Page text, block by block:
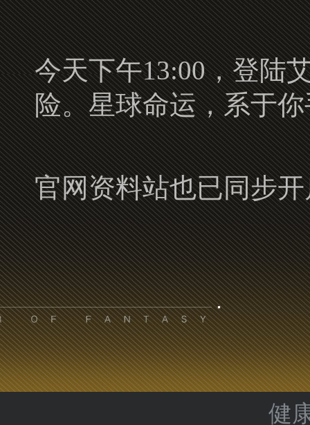
今天下午13:00，登陆
险。星球命运，系于
官网资料站也已同步
健